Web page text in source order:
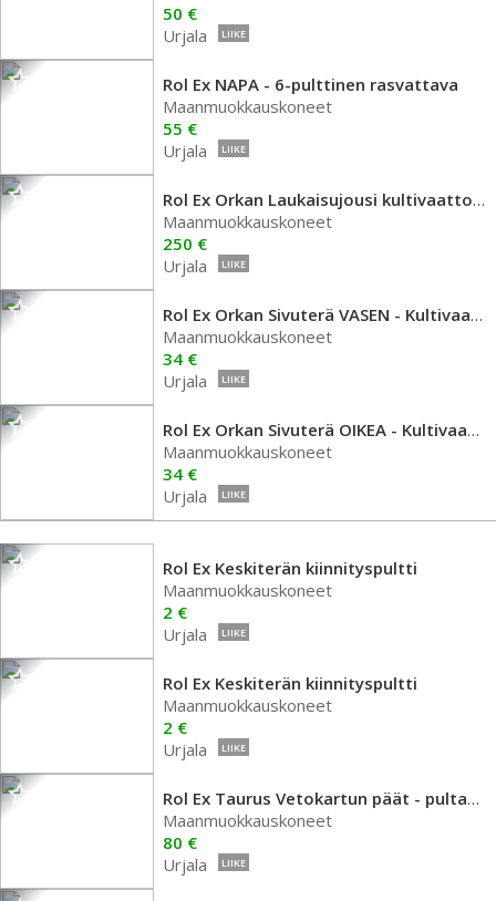
50 €
Urjala
LIIKE
Rol Ex NAPA - 6-pulttinen rasvattava
Maanmuokkauskoneet
55 €
Urjala
LIIKE
Rol Ex Orkan Laukaisujousi kultivaattoriin
Maanmuokkauskoneet
250 €
Urjala
LIIKE
Rol Ex Orkan Sivuterä VASEN - Kultivaattori
Maanmuokkauskoneet
34 €
Urjala
LIIKE
Rol Ex Orkan Sivuterä OIKEA - Kultivaattori
Maanmuokkauskoneet
34 €
Urjala
LIIKE
Rol Ex Keskiterän kiinnityspultti
Maanmuokkauskoneet
2 €
Urjala
LIIKE
Rol Ex Keskiterän kiinnityspultti
Maanmuokkauskoneet
2 €
Urjala
LIIKE
Rol Ex Taurus Vetokartun päät - pultattavat
Maanmuokkauskoneet
80 €
Urjala
LIIKE